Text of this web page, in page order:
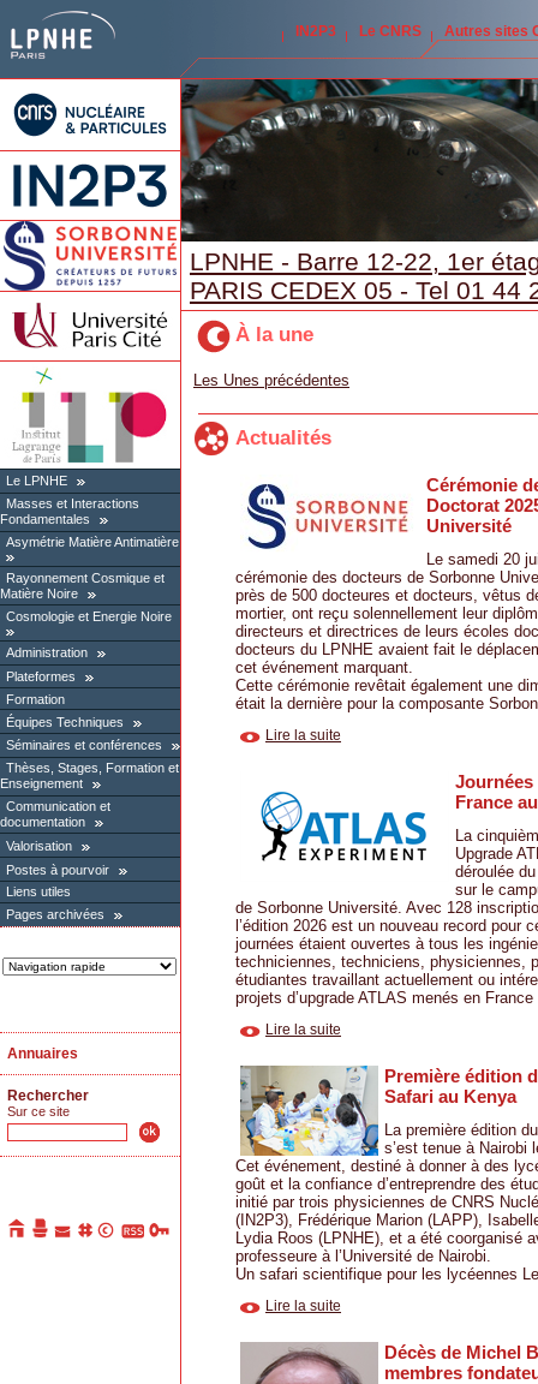
IN2P3 Le CNRS Autres sites
Le LPNHE
Masses et Interactions
Fondamentales
Asymétrie Matière Antimatière
Rayonnement Cosmique et
Matière Noire
Cosmologie et Energie Noire
Administration
Plateformes
Formation
Équipes Techniques
Séminaires et conférences
Thèses, Stages, Formation et
Enseignement
Communication et
documentation
Valorisation
Postes à pourvoir
Liens utiles
Pages archivées
Annuaires
Rechercher
Sur ce site
LPNHE - Barre 12-22, 1er
PARIS CEDEX 05 - Tel 01 44
À la une
Les Unes précédentes
Actualités
Cérémonie
Doctorat
Université
Le samedi 20
cérémonie des docteurs de Sorbonne
près de 500 docteures et docteurs, vêtus
mortier, ont reçu solennellement leur
directeurs et directrices de leurs écoles
docteurs du LPNHE avaient fait le
cet événement marquant.
Cette cérémonie revêtait également une
était la dernière pour la composante
Lire la suite
Journées
France
La
Upgrade
déroulée
sur le
de Sorbonne Université. Avec 128
l’édition 2026 est un nouveau record pour
journées étaient ouvertes à tous les
techniciennes, techniciens, physiciennes,
étudiantes travaillant actuellement ou
projets d’upgrade ATLAS menés en
Lire la suite
Première édition
Safari au Kenya
La première édition
s’est tenue à Nairobi
Cet événement, destiné à donner à des
goût et la confiance d’entreprendre des
initié par trois physiciennes de CNRS
(IN2P3), Frédérique Marion (LAPP),
Lydia Roos (LPNHE), et a été coorganisé
professeure à l’Université de Nairobi.
Un safari scientifique pour les lycéennes
Lire la suite
Décès de Michel
membres